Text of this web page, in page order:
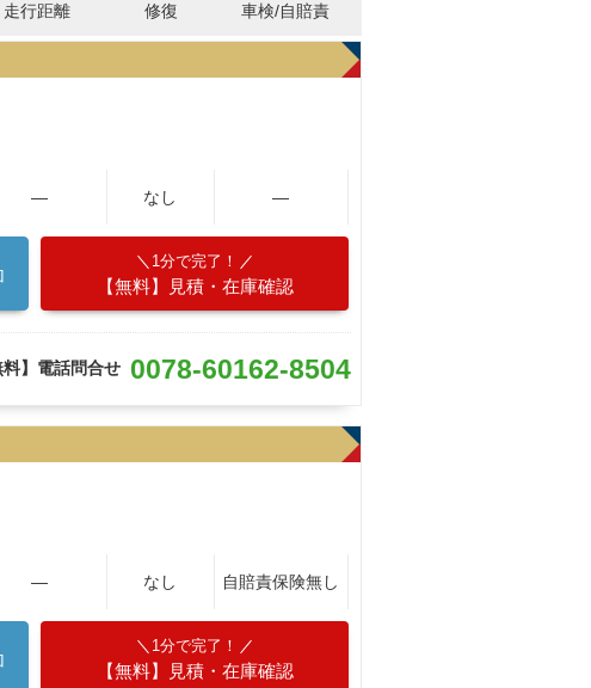
走行距離 修復 車検/自賠責
― なし ―
1分で完了！
【無料】見積・在庫確認
料】電話問合せ 0078-60162-8504
― なし 自賠責保険無し
1分で完了！
【無料】見積・在庫確認